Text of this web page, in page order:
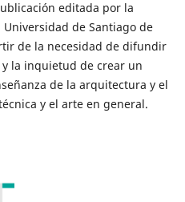
editada por la
de Santiago de
de la necesidad de difundir
la inquietud de crear un
de la arquitectura y el
y el arte en general.